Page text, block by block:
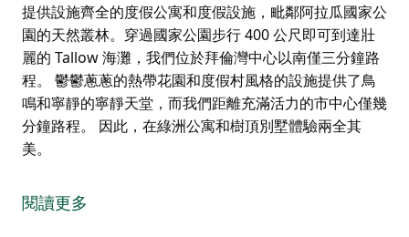
提供設施齊全的度假公寓和度假設施，毗鄰阿拉瓜國家公
園的天然叢林。穿過國家公園步行 400 公尺即可到達壯
麗的 Tallow 海灘，我們位於拜倫灣中心以南僅三分鐘路
程。 鬱鬱蔥蔥的熱帶花園和度假村風格的設施提供了鳥
鳴和寧靜的寧靜天堂，而我們距離充滿活力的市中心僅幾
分鐘路程。 因此，在綠洲公寓和樹頂別墅體驗兩全其
美。
的住宿 – 坐落在美麗的場地內，擁有度假村設施，環境寧
靜、輕鬆、適合家庭。
閱讀更多